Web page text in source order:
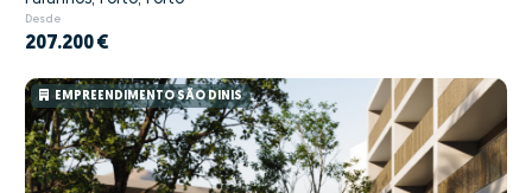
Desde
207.200 €
EMPREENDIMENTO SÃO DINIS